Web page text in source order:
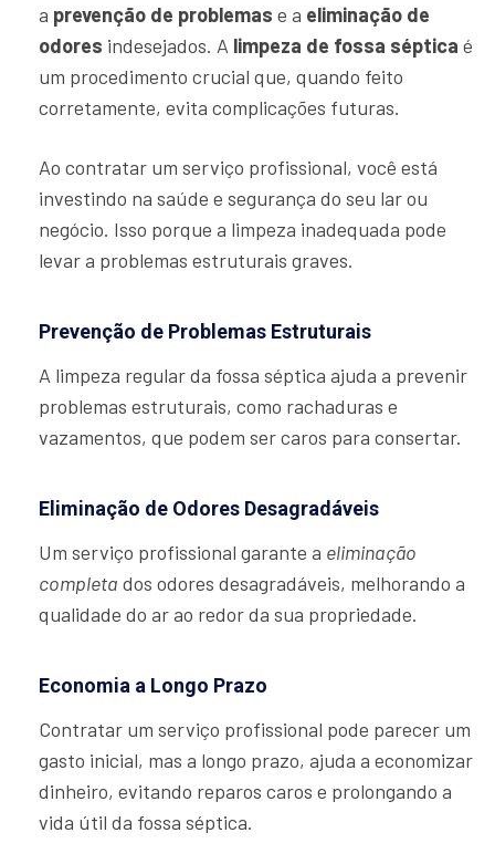
a prevenção de problemas e a eliminação de
odores indesejados. A limpeza de fossa séptica é
um procedimento crucial que, quando feito
corretamente, evita complicações futuras.
Ao contratar um serviço profissional, você está
investindo na saúde e segurança do seu lar ou
negócio. Isso porque a limpeza inadequada pode
levar a problemas estruturais graves.
Prevenção de Problemas Estruturais
A limpeza regular da fossa séptica ajuda a prevenir
problemas estruturais, como rachaduras e
vazamentos, que podem ser caros para consertar.
Eliminação de Odores Desagradáveis
Um serviço profissional garante a eliminação
completa dos odores desagradáveis, melhorando a
qualidade do ar ao redor da sua propriedade.
Economia a Longo Prazo
Contratar um serviço profissional pode parecer um
gasto inicial, mas a longo prazo, ajuda a economizar
dinheiro, evitando reparos caros e prolongando a
vida útil da fossa séptica.